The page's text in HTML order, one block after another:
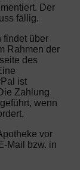
Der
fällig.
findet über
Rahmen der
des
ist
Zahlung
wenn
vor
Mail bzw. in